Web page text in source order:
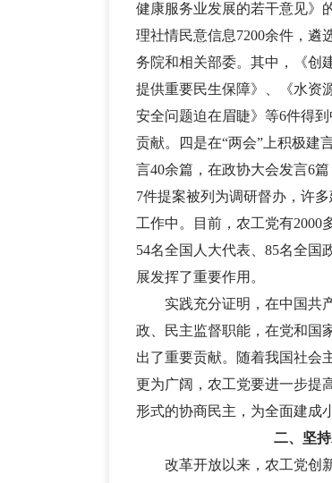
健康服务业发展的若干意见》
理社情民意信息7200余件，遴
务院和相关部委。其中，《创
提供重要民生保障》、《水资
安全问题迫在眉睫》等6件得
贡献。四是在“两会”上积极建
言40余篇，在政协大会发言6篇
7件提案被列为调研督办，许
工作中。目前，农工党有2000
54名全国人大代表、 85名全国
展发挥了重要作用。
实践充分证明，在中国共
政、民主监督职能，在党和国
出了重要贡献。随着我国社会
更为广阔，农工党要进一步提
形式的协商民主，为全面建成
二、坚
改革开放以来，农工党创